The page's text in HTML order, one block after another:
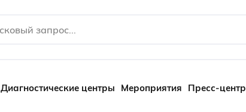
Диагностические центры Мероприятия Пресс-центр